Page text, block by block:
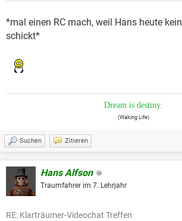
*mal einen RC mach, weil Hans heute
schickt*
Dream is destiny.
(Waking Life)
Suchen Zitieren
Hans Alfson
Traumfahrer im 7. Lehrjahr
RE: Klarträumer-Videochat Treffen